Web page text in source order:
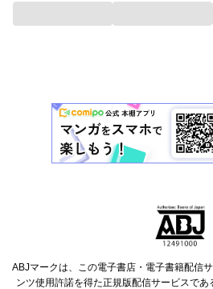
ABJマークは、この電子書店・電子書籍配信
ンツ使用許諾を得た正規版配信サービスで